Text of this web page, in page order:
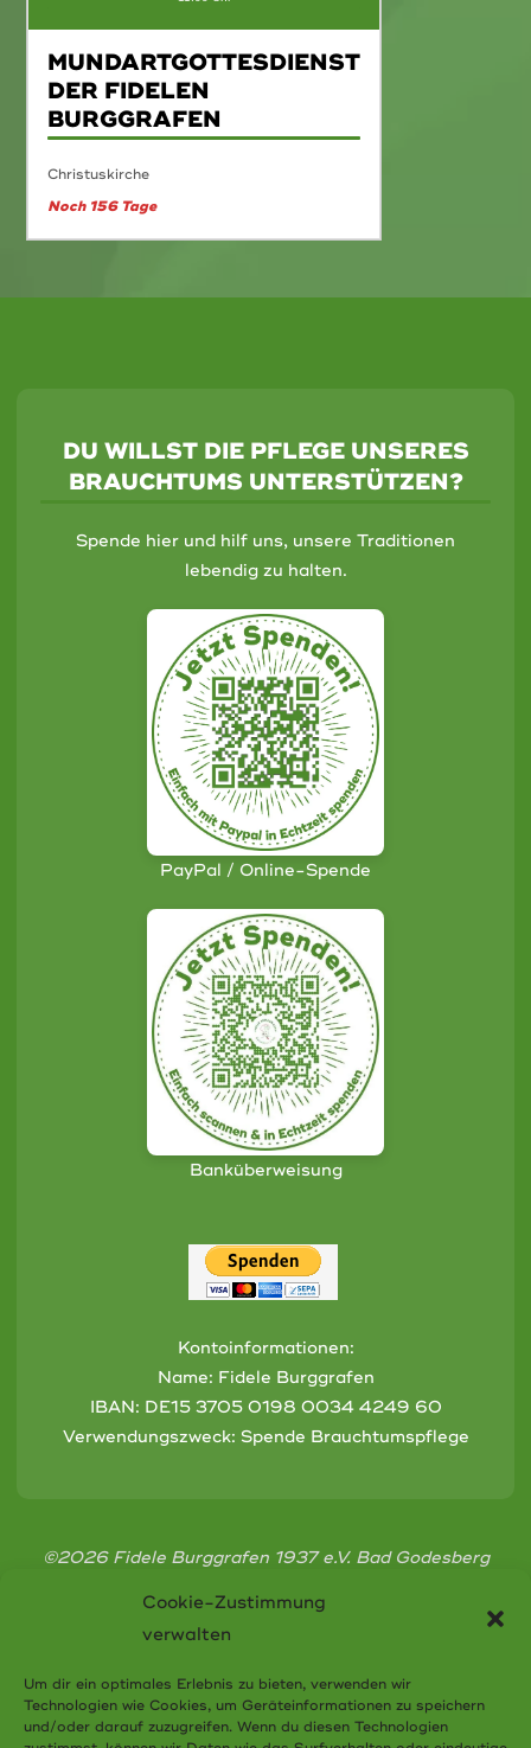
Cookie-Zustimmung
verwalten
Um dir ein optimales Erlebnis zu bieten, verwenden wir
Technologien wie Cookies, um Geräteinformationen zu speichern
und/oder darauf zuzugreifen. Wenn du diesen Technologien
MUNDARTGOTTESDIENST
DER FIDELEN
BURGGRAFEN
Christuskirche
Noch 156 Tage
DU WILLST DIE PFLEGE UNSERES
BRAUCHTUMS UNTERSTÜTZEN?
Spende hier und hilf uns, unsere Traditionen
lebendig zu halten.
PayPal / Online-Spende
Banküberweisung
Kontoinformationen:
Name: Fidele Burggrafen
IBAN: DE15 3705 0198 0034 4249 60
Verwendungszweck: Spende Brauchtumspflege
©2026 Fidele Burggrafen 1937 e.V. Bad Godesberg
Cookie-Richtlinie (EU)